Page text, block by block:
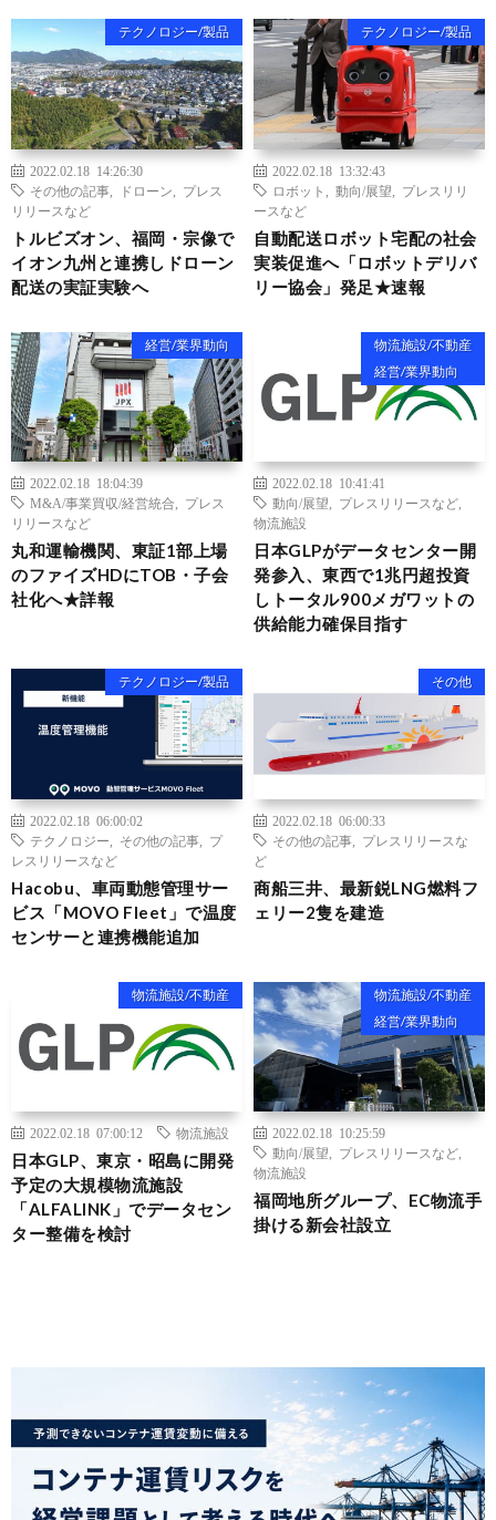
テクノロジー/製品
2022.02.18 14:26:30
その他の記事
ドローン
プレス
リリースなど
トルビズオン、福岡・宗像で
イオン九州と連携しドローン
配送の実証実験へ
テクノロジー/製品
2022.02.18 13:32:43
ロボット
動向/展望
プレスリリ
ースなど
自動配送ロボット宅配の社会
実装促進へ「ロボットデリバ
リー協会」発足★速報
経営/業界動向
2022.02.18 18:04:39
M&A/事業買収/経営統合
プレス
リリースなど
丸和運輸機関、東証1部上場
のファイズHDにTOB・子会
社化へ★詳報
物流施設/不動産
経営/業界動向
2022.02.18 10:41:41
動向/展望
プレスリリースなど
物流施設
日本GLPがデータセンター開
発参入、東西で1兆円超投資
しトータル900メガワットの
供給能力確保目指す
テクノロジー/製品
2022.02.18 06:00:02
テクノロジー
その他の記事
プ
レスリリースなど
Hacobu、車両動態管理サー
ビス「MOVO Fleet」で温度
センサーと連携機能追加
その他
2022.02.18 06:00:33
その他の記事
プレスリリースな
ど
商船三井、最新鋭LNG燃料フ
ェリー2隻を建造
物流施設/不動産
2022.02.18 07:00:12 物流施設
日本GLP、東京・昭島に開発
予定の大規模物流施設
「ALFALINK」でデータセン
ター整備を検討
物流施設/不動産
経営/業界動向
2022.02.18 10:25:59
動向/展望
プレスリリースなど
物流施設
福岡地所グループ、EC物流手
掛ける新会社設立